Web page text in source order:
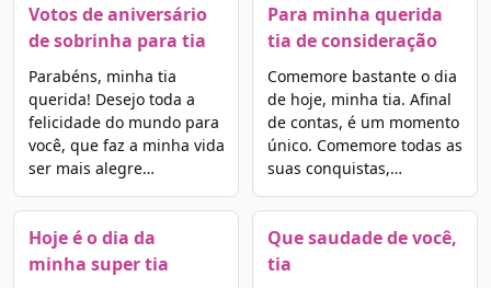
Votos de aniversário
de sobrinha para tia
Parabéns, minha tia
querida! Desejo toda a
felicidade do mundo para
você, que faz a minha vida
ser mais alegre…
Hoje é o dia da
minha super tia
Para minha querida
tia de consideração
Comemore bastante o dia
de hoje, minha tia. Afinal
de contas, é um momento
único. Comemore todas as
suas conquistas,…
Que saudade de você,
tia